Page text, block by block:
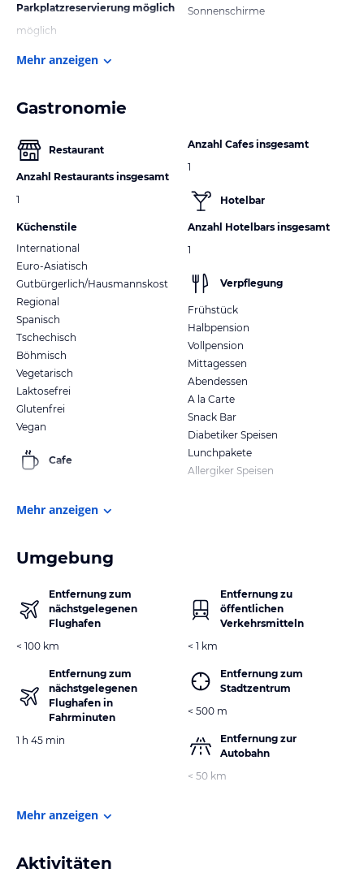
Parkplatzreservierung möglich
möglich
Sonnenschirme
Mehr anzeigen
Gastronomie
Restaurant
Anzahl Restaurants insgesamt
1
Küchenstile
International
Euro-Asiatisch
Gutbürgerlich/Hausmannskost
Regional
Spanisch
Tschechisch
Böhmisch
Vegetarisch
Laktosefrei
Glutenfrei
Vegan
Cafe
Anzahl Cafes insgesamt
1
Hotelbar
Anzahl Hotelbars insgesamt
1
Verpflegung
Frühstück
Halbpension
Vollpension
Mittagessen
Abendessen
A la Carte
Snack Bar
Diabetiker Speisen
Lunchpakete
Allergiker Speisen
Mehr anzeigen
Umgebung
Entfernung zum
nächstgelegenen
Flughafen
< 100 km
Entfernung zum
nächstgelegenen
Flughafen in
Fahrminuten
1 h 45 min
Entfernung zu
öffentlichen
Verkehrsmitteln
< 1 km
Entfernung zum
Stadtzentrum
< 500 m
Entfernung zur
Autobahn
< 50 km
Mehr anzeigen
Aktivitäten